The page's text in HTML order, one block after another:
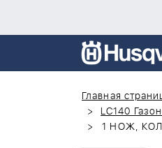
Главная
LC140
1 НОЖ,